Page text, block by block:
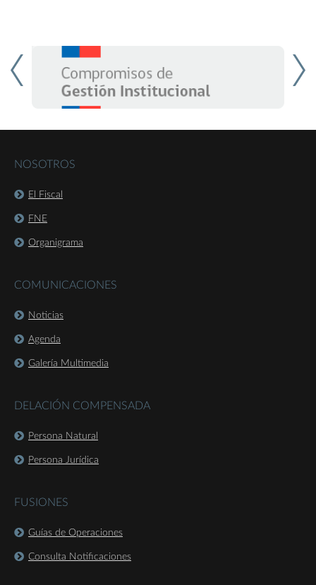
NOSOTROS
El Fiscal
FNE
Organigrama
COMUNICACIONES
Noticias
Agenda
Galería Multimedia
DELACIÓN COMPENSADA
Persona Natural
Persona Jurídica
FUSIONES
Guías de Operaciones
Consulta Notificaciones